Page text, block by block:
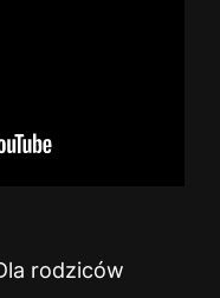
rodziców